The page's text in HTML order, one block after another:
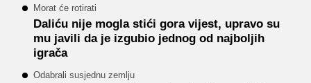
Morat će rotirati
Daliću nije mogla stići gora vijest, upravo su
mu javili da je izgubio jednog od najboljih
igrača
Odabrali susjednu zemlju